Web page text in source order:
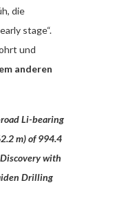
die
stage“.
und
anderen
Li-bearing
m) of 994.4
with
Drilling